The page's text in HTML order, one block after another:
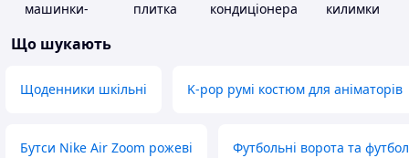
машинки-
плитка
кондиціонера
килимки
Що шукають
Щоденники шкільні K-pop румі костюм для аніматорів
Бутси Nike Air Zoom рожеві Футбольні ворота та